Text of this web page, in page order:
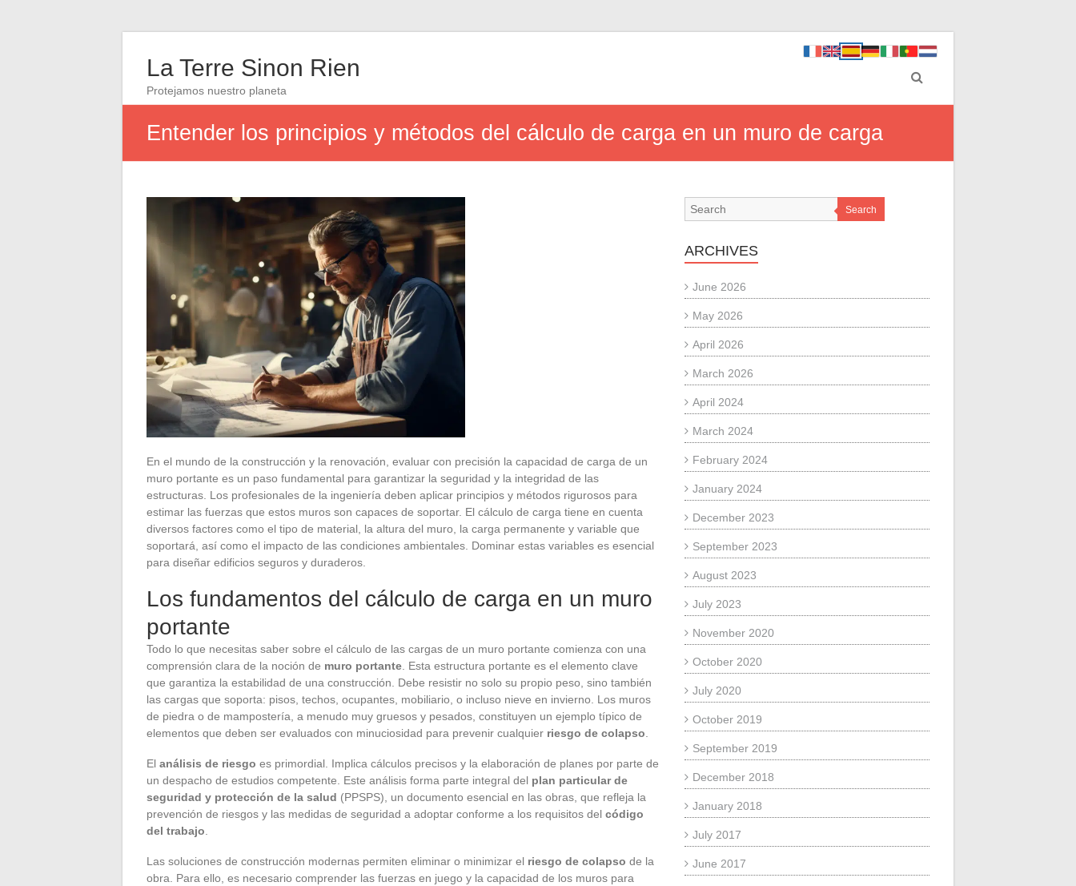
La Terre Sinon Rien
Protejamos nuestro planeta
Entender los principios y métodos del cálculo de carga en un muro de carga
En el mundo de la construcción y la renovación, evaluar con precisión la capacidad de carga de un
muro portante es un paso fundamental para garantizar la seguridad y la integridad de las
estructuras. Los profesionales de la ingeniería deben aplicar principios y métodos rigurosos para
estimar las fuerzas que estos muros son capaces de soportar. El cálculo de carga tiene en cuenta
diversos factores como el tipo de material, la altura del muro, la carga permanente y variable que
soportará, así como el impacto de las condiciones ambientales. Dominar estas variables es esencial
para diseñar edificios seguros y duraderos.
Los fundamentos del cálculo de carga en un muro
portante
Todo lo que necesitas saber sobre el cálculo de las cargas de un muro portante comienza con una
comprensión clara de la noción de muro portante . Esta estructura portante es el elemento clave
que garantiza la estabilidad de una construcción. Debe resistir no solo su propio peso, sino también
las cargas que soporta: pisos, techos, ocupantes, mobiliario, o incluso nieve en invierno. Los muros
de piedra o de mampostería, a menudo muy gruesos y pesados, constituyen un ejemplo típico de
elementos que deben ser evaluados con minuciosidad para prevenir cualquier riesgo de colapso
El análisis de riesgo es primordial. Implica cálculos precisos y la elaboración de planes por parte de
un despacho de estudios competente. Este análisis forma parte integral del plan particular de
seguridad y protección de la salud (PPSPS), un documento esencial en las obras, que refleja la
prevención de riesgos y las medidas de seguridad a adoptar conforme a los requisitos del código
del trabajo
Las soluciones de construcción modernas permiten eliminar o minimizar el riesgo de colapso de la
obra. Para ello, es necesario comprender las fuerzas en juego y la capacidad de los muros para
Search
ARCHIVES
June 2026
May 2026
April 2026
March 2026
April 2024
March 2024
February 2024
January 2024
December 2023
September 2023
August 2023
July 2023
November 2020
October 2020
July 2020
October 2019
September 2019
December 2018
January 2018
July 2017
June 2017